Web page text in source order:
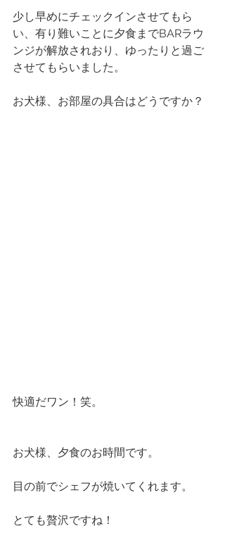
少し早めにチェックインさせてもら
い、有り難いことに夕食までBARラウ
ンジが解放されおり、ゆったりと過ご
させてもらいました。
お犬様、お部屋の具合はどうですか？
快適だワン！笑。
お犬様、夕食のお時間です。
目の前でシェフが焼いてくれます。
とても贅沢ですね！